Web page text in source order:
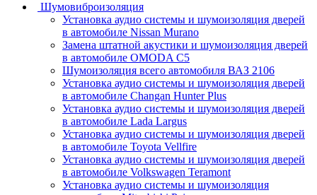
Шумовиброизоляция
Установка аудио системы и шумоизоляция дверей
в автомобиле Nissan Murano
Замена штатной акустики и шумоизоляция дверей
в автомобиле OMODA C5
Шумоизоляция всего автомобиля ВАЗ 2106
Установка аудио системы и шумоизоляция дверей
в автомобиле Changan Hunter Plus
Установка аудио системы и шумоизоляция дверей
в автомобиле Lada Largus
Установка аудио системы и шумоизоляция дверей
в автомобиле Toyota Vellfire
Установка аудио системы и шумоизоляция дверей
в автомобиле Volkswagen Teramont
Установка аудио системы и шумоизоляция